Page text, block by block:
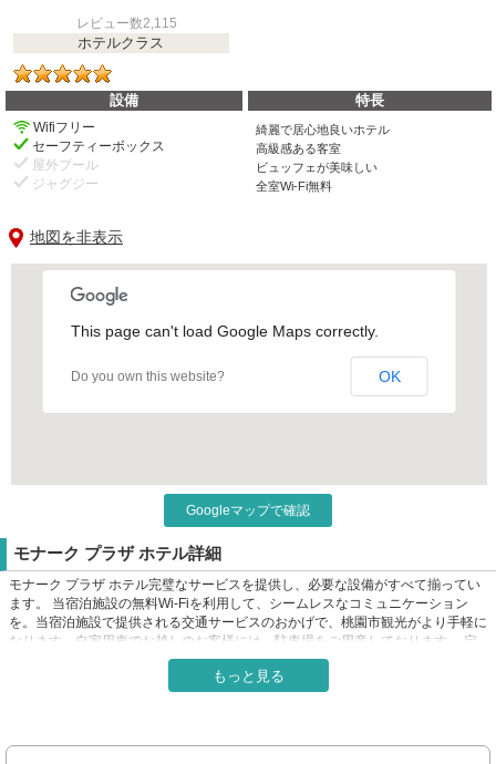
レビュー数2,115
ホテルクラス
設備 特長
Wifiフリー
セーフティーボックス
屋外プール
ジャグジー
綺麗で居心地良いホテル
高級感ある客室
ビュッフェが美味しい
全室Wi-Fi無料
地図を非表示
This page can't load Google Maps correctly.
Do you own this website? OK
Googleマップで確認
モナーク プラザ ホテル詳細
モナーク プラザ ホテル完璧なサービスを提供し、必要な設備がすべて揃ってい
ます。 当宿泊施設の無料Wi-Fiを利用して、シームレスなコミュニケーション
を。当宿泊施設で提供される交通サービスのおかげで、桃園市観光がより手軽に
なります。自家用車でお越しのお客様には、駐車場をご用意しております。 定
評のある当宿泊施設では、お客様のご滞在中、フロントデスクのスタッフが、コ
ンシェルジュサービスなどの様々なサービスを提供しています。 長期滞在の場
もっと見る